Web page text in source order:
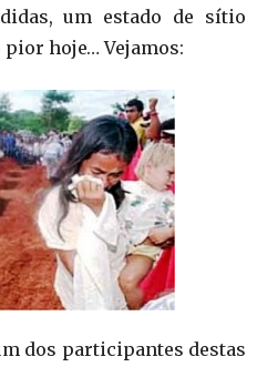
um estado de sítio
hoje… Vejamos:
dos participantes destas